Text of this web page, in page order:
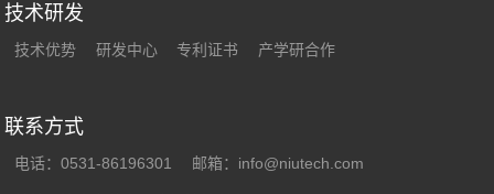
技术研发
技术优势 研发中心 专利证书 产学研合作
联系方式
电话：0531-86196301 邮箱：info@niutech.com